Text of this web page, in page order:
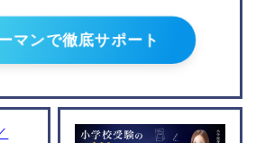
マンで徹底サポート
黒
井
捜真小学校
相模女子大学小学部
日本大学藤沢小学校
平和学園小学校
洗足学園小学校